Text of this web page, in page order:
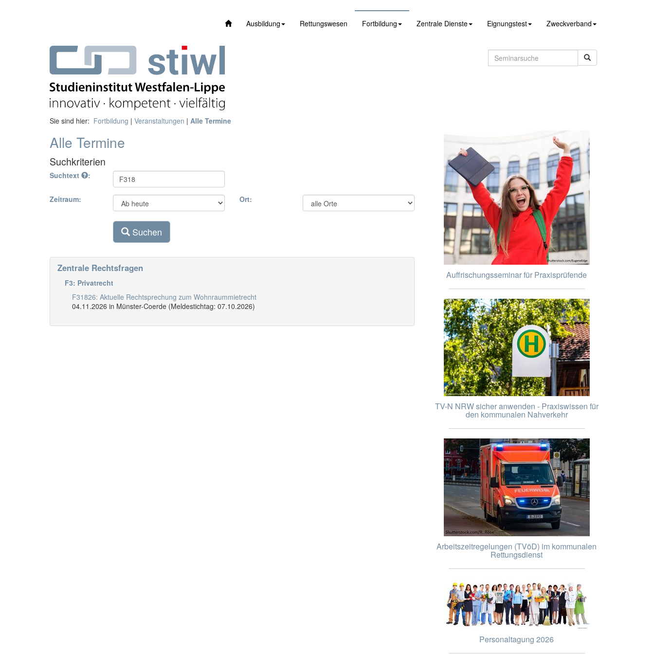
Ausbildung Rettungswesen Fortbildung Zentrale Dienste Eignungstest Zweckverband
Sie sind hier: Fortbildung | Veranstaltungen | Alle Termine
Alle Termine
Suchkriterien
Suchtext :
Zeitraum: Ort:
Suchen
Zentrale Rechtsfragen
F3: Privatrecht
F31826: Aktuelle Rechtsprechung zum Wohnraummietrecht
04.11.2026 in Münster-Coerde (Meldestichtag: 07.10.2026)
Auffrischungsseminar für Praxisprüfende
TV-N NRW sicher anwenden - Praxiswissen für
den kommunalen Nahverkehr
Arbeitszeitregelungen (TVöD) im kommunalen
Rettungsdienst
Personaltagung 2026